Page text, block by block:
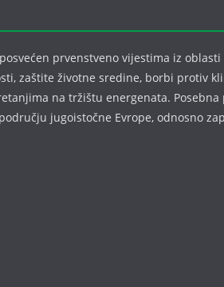
prvenstveno vijestima iz
zaštite životne sredine, borbi protiv
na tržištu energenata.
jugoistočne Evrope, odnosno